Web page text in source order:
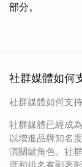
部分。
社群媒體如何
社群媒體如何支
社群媒體已經成
以增進品牌知名
演關鍵角色。社